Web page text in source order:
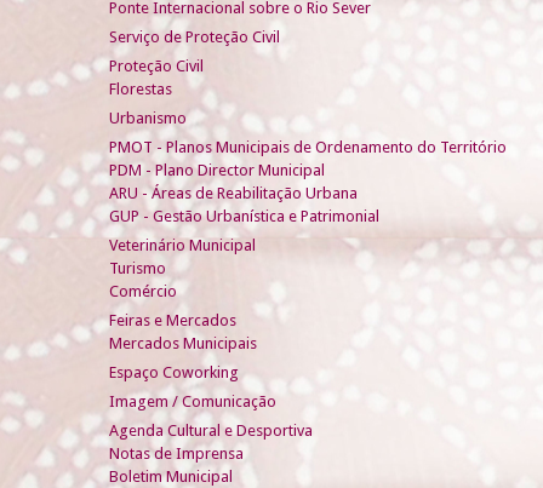
Ponte Internacional sobre o Rio Sever
Serviço de Proteção Civil
Proteção Civil
Florestas
Urbanismo
PMOT - Planos Municipais de Ordenamento do Território
PDM - Plano Director Municipal
ARU - Áreas de Reabilitação Urbana
GUP - Gestão Urbanística e Patrimonial
Veterinário Municipal
Turismo
Comércio
Feiras e Mercados
Mercados Municipais
Espaço Coworking
Imagem / Comunicação
Agenda Cultural e Desportiva
Notas de Imprensa
Boletim Municipal